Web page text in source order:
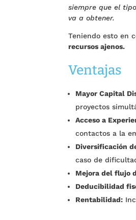
siempre que el
va a obtener.
Teniendo esto en
recursos ajenos.
Ventajas
Mayor Capital
proyectos
Acceso a
contactos a la
Diversificación
caso de
Mejora del flujo
Deducibilidad
Rentabilidad: